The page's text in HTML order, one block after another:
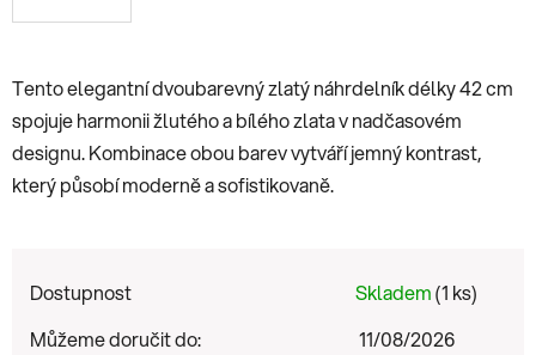
Tento elegantní dvoubarevný zlatý náhrdelník délky 42 cm
spojuje harmonii žlutého a bílého zlata v nadčasovém
designu. Kombinace obou barev vytváří jemný kontrast,
který působí moderně a sofistikovaně.
Dostupnost Skladem(1 ks)
Můžeme doručit do:
11/08/2026